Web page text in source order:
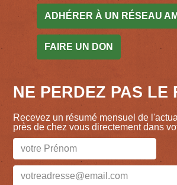
ADHÉRER À UN RÉSEAU
FAIRE UN DON
NE PERDEZ PAS LE
Recevez un résumé mensuel de
près de chez vous directement dans